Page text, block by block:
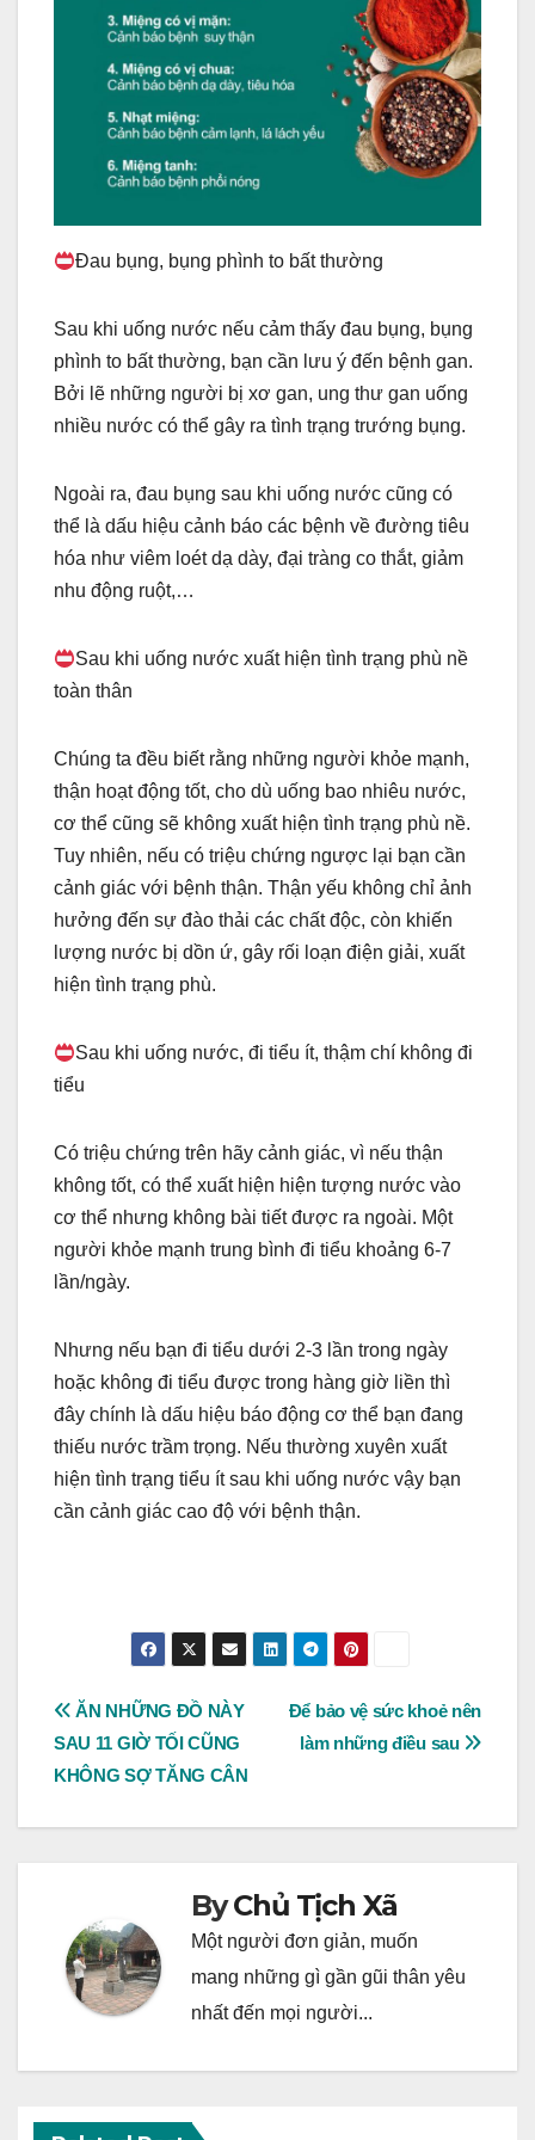
Đau bụng, bụng phình to bất thường
Sau khi uống nước nếu cảm thấy đau bụng, bụng
phình to bất thường, bạn cần lưu ý đến bệnh gan.
Bởi lẽ những người bị xơ gan, ung thư gan uống
nhiều nước có thể gây ra tình trạng trướng bụng.
Ngoài ra, đau bụng sau khi uống nước cũng có
thể là dấu hiệu cảnh báo các bệnh về đường tiêu
hóa như viêm loét dạ dày, đại tràng co thắt, giảm
nhu động ruột,…
Sau khi uống nước xuất hiện tình trạng phù nề
toàn thân
Chúng ta đều biết rằng những người khỏe mạnh,
thận hoạt động tốt, cho dù uống bao nhiêu nước,
cơ thể cũng sẽ không xuất hiện tình trạng phù nề.
Tuy nhiên, nếu có triệu chứng ngược lại bạn cần
cảnh giác với bệnh thận. Thận yếu không chỉ ảnh
hưởng đến sự đào thải các chất độc, còn khiến
lượng nước bị dồn ứ, gây rối loạn điện giải, xuất
hiện tình trạng phù.
Sau khi uống nước, đi tiểu ít, thậm chí không đi
tiểu
Có triệu chứng trên hãy cảnh giác, vì nếu thận
không tốt, có thể xuất hiện hiện tượng nước vào
cơ thể nhưng không bài tiết được ra ngoài. Một
người khỏe mạnh trung bình đi tiểu khoảng 6-7
lần/ngày.
Nhưng nếu bạn đi tiểu dưới 2-3 lần trong ngày
hoặc không đi tiểu được trong hàng giờ liền thì
đây chính là dấu hiệu báo động cơ thể bạn đang
thiếu nước trầm trọng. Nếu thường xuyên xuất
hiện tình trạng tiểu ít sau khi uống nước vậy bạn
cần cảnh giác cao độ với bệnh thận.
Post
navigation
Để bảo vệ sức khoẻ nên
làm những điều sau
ĂN NHỮNG ĐỒ NÀY
SAU 11 GIỜ TỐI CŨNG
KHÔNG SỢ TĂNG CÂN
ByChủ Tịch Xã
Một người đơn giản, muốn
mang những gì gần gũi thân yêu
nhất đến mọi người...